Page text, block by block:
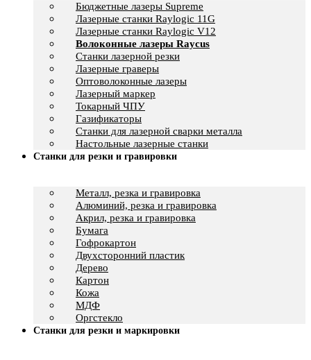
Бюджетные лазеры Supreme
Лазерные станки Raylogic 11G
Лазерные станки Raylogic V12
Волоконные лазеры Raycus
Станки лазерной резки
Лазерные граверы
Оптоволоконные лазеры
Лазерный маркер
Токарный ЧПУ
Газификаторы
Cтанки для лазерной сварки металла
Настольные лазерные станки
Станки для резки и гравировки
Металл, резка и гравировка
Алюминий, резка и гравировка
Акрил, резка и гравировка
Бумага
Гофрокартон
Двухсторонний пластик
Дерево
Картон
Кожа
МДФ
Оргстекло
Станки для резки и маркировки